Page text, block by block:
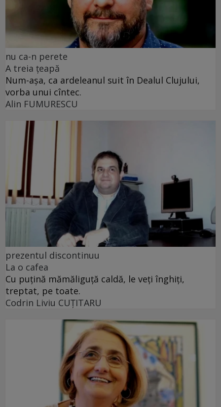
nu ca-n perete
A treia țeapă
Num-așa, ca ardeleanul suit în Dealul Clujului,
vorba unui cîntec.
Alin FUMURESCU
prezentul discontinuu
La o cafea
Cu puţină mămăliguţă caldă, le veţi înghiţi,
treptat, pe toate.
Codrin Liviu CUŢITARU